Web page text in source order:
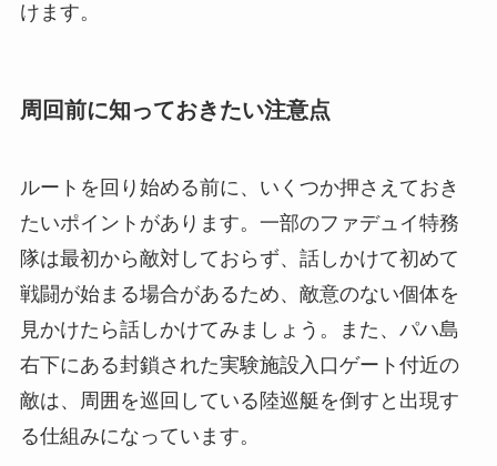
けます。
周回前に知っておきたい注意点
ルートを回り始める前に、いくつか押さえておき
たいポイントがあります。一部のファデュイ特務
隊は最初から敵対しておらず、話しかけて初めて
戦闘が始まる場合があるため、敵意のない個体を
見かけたら話しかけてみましょう。また、パハ島
右下にある封鎖された実験施設入口ゲート付近の
敵は、周囲を巡回している陸巡艇を倒すと出現す
る仕組みになっています。